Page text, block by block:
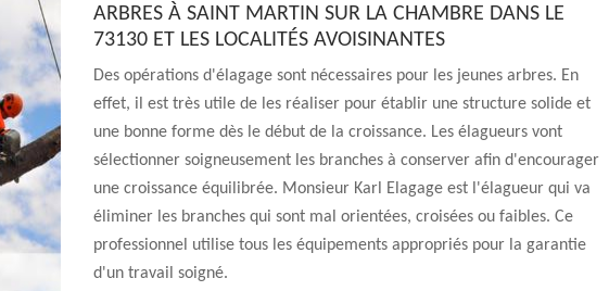
ARBRES À SAINT MARTIN SUR LA CHAMBRE DANS LE
73130 ET LES LOCALITÉS AVOISINANTES
Des opérations d'élagage sont nécessaires pour les jeunes arbres. En
effet, il est très utile de les réaliser pour établir une structure solide et
une bonne forme dès le début de la croissance. Les élagueurs vont
sélectionner soigneusement les branches à conserver afin d'encourager
une croissance équilibrée. Monsieur Karl Elagage est l'élagueur qui va
éliminer les branches qui sont mal orientées, croisées ou faibles. Ce
professionnel utilise tous les équipements appropriés pour la garantie
d'un travail soigné.